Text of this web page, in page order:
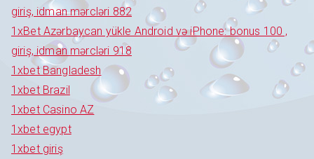
giriş, idman mərcləri 882
1xBet Azərbaycan yükle Android və iPhone: bonus 100 ,
giriş, idman mərcləri 918
1xbet Bangladesh
1xbet Brazil
1xbet Casino AZ
1xbet egypt
1xbet giriş